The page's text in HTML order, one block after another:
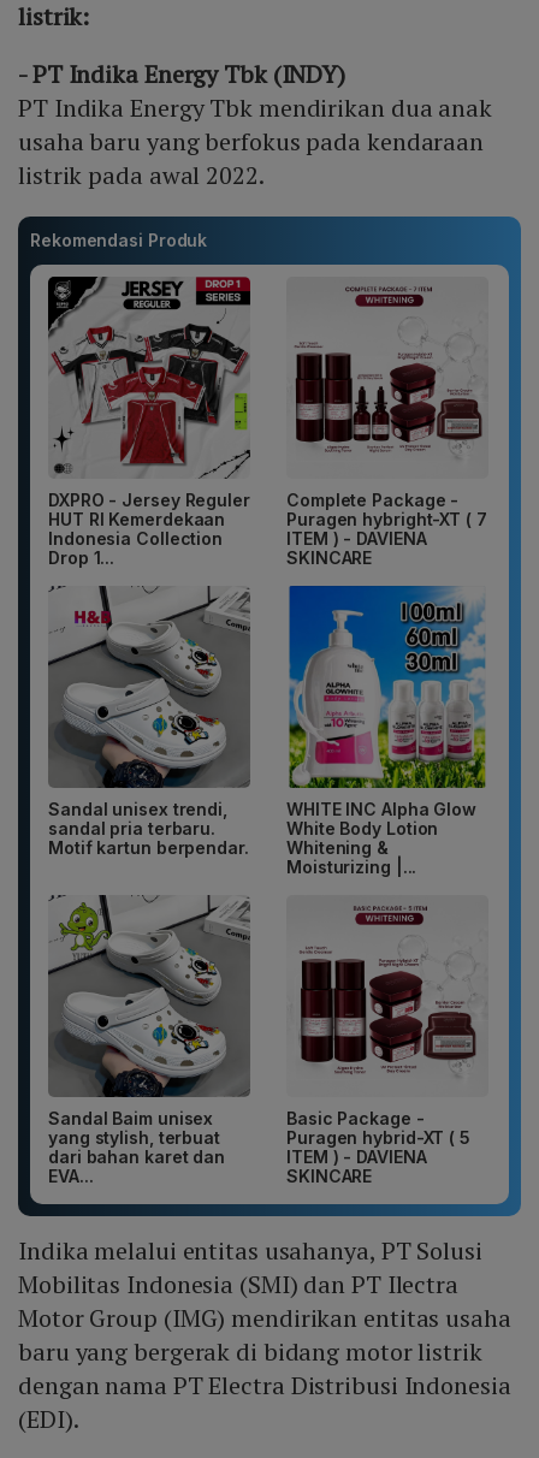
listrik:
- PT Indika Energy Tbk (INDY)
PT Indika Energy Tbk mendirikan dua anak
usaha baru yang berfokus pada kendaraan
listrik pada awal 2022.
Rekomendasi Produk
DXPRO - Jersey Reguler
HUT RI Kemerdekaan
Indonesia Collection
Drop 1...
Complete Package -
Puragen hybright-XT ( 7
ITEM ) - DAVIENA
SKINCARE
Sandal unisex trendi,
sandal pria terbaru.
Motif kartun berpendar.
WHITE INC Alpha Glow
White Body Lotion
Whitening &
Moisturizing |...
Sandal Baim unisex
yang stylish, terbuat
dari bahan karet dan
EVA...
Basic Package -
Puragen hybrid-XT ( 5
ITEM ) - DAVIENA
SKINCARE
Indika melalui entitas usahanya, PT Solusi
Mobilitas Indonesia (SMI) dan PT Ilectra
Motor Group (IMG) mendirikan entitas usaha
baru yang bergerak di bidang motor listrik
dengan nama PT Electra Distribusi Indonesia
(EDI).